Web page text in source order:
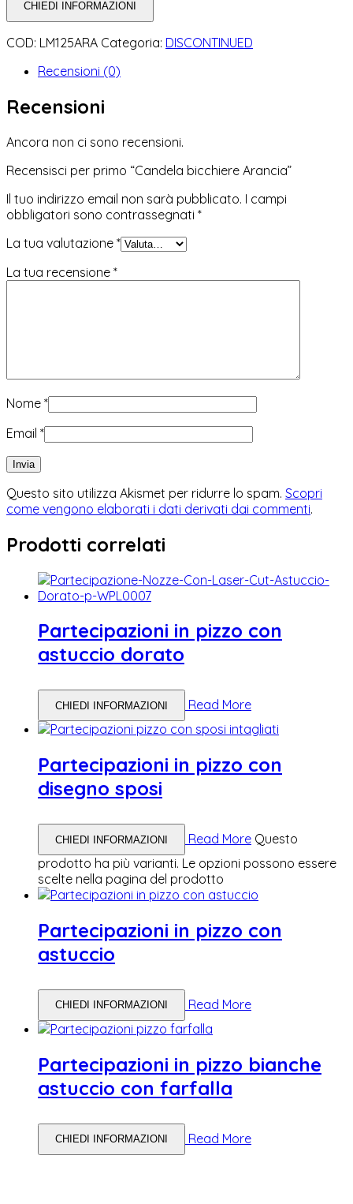
CHIEDI INFORMAZIONI
COD: LM125ARA Categoria: DISCONTINUED
Recensioni (0)
Recensioni
Ancora non ci sono recensioni.
Recensisci per primo “Candela bicchiere Arancia”
Il tuo indirizzo email non sarà pubblicato. I campi
obbligatori sono contrassegnati *
La tua valutazione *
La tua recensione *
Nome *
Email *
Questo sito utilizza Akismet per ridurre lo spam. Scopri
come vengono elaborati i dati derivati dai commenti.
Prodotti correlati
Partecipazioni in pizzo con
astuccio dorato
CHIEDI INFORMAZIONI Read More
Partecipazioni in pizzo con
disegno sposi
CHIEDI INFORMAZIONI Read More Questo
prodotto ha più varianti. Le opzioni possono essere
scelte nella pagina del prodotto
Partecipazioni in pizzo con
astuccio
CHIEDI INFORMAZIONI Read More
Partecipazioni in pizzo bianche
astuccio con farfalla
CHIEDI INFORMAZIONI Read More